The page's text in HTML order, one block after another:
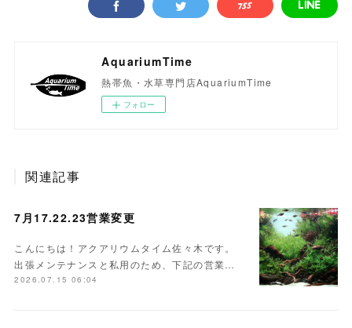
AquariumTime
熱帯魚・水草専門店AquariumTime
フォロー
関連記事
7月17.22.23営業変更
こんにちは！アクアリウムタイム佐々木です。
出張メンテナンスと私用のため、下記の営業…
2026.07.15 06:04